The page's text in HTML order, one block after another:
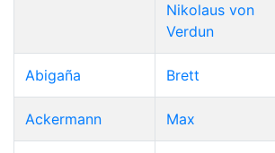
Nikolaus von
Verdun
Abigaña Brett
Ackermann Max